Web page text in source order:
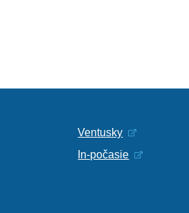
Ventusky
In-počasie